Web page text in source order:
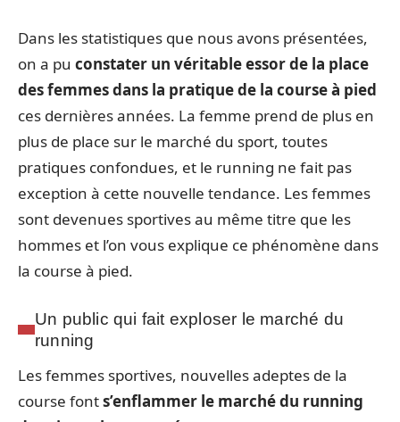
Dans les statistiques que nous avons présentées,
on a pu constater un véritable essor de la place
des femmes dans la pratique de la course à pied
ces dernières années. La femme prend de plus en
plus de place sur le marché du sport, toutes
pratiques confondues, et le running ne fait pas
exception à cette nouvelle tendance. Les femmes
sont devenues sportives au même titre que les
hommes et l’on vous explique ce phénomène dans
la course à pied.
Un public qui fait exploser le marché du
running
Les femmes sportives, nouvelles adeptes de la
course fonts’enflammer le marché du running